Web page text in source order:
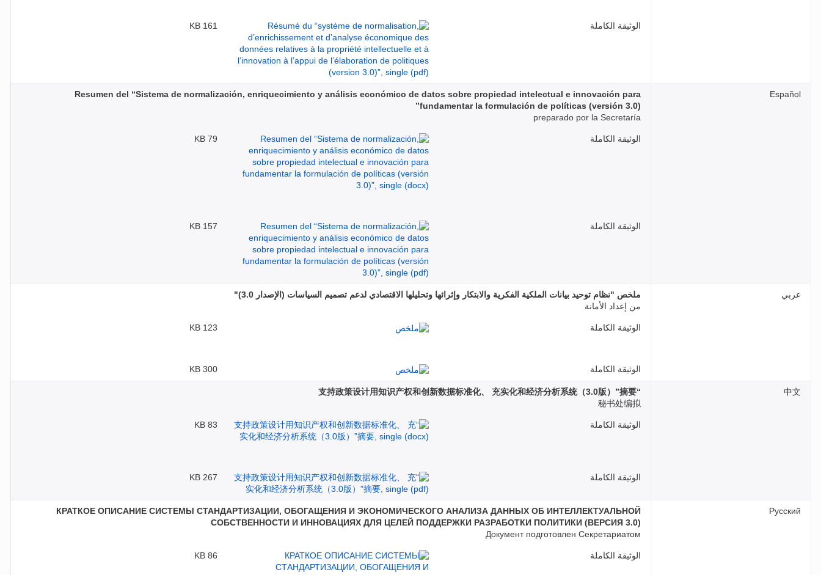
الوثيقة الكاملة 161 KB
Español
Resumen del “Sistema de normalización, enriquecimiento y análisis económico de datos sobre propiedad intelectual e innovación para
fundamentar la formulación de políticas (versión 3.0)”
preparado por la Secretaría
الوثيقة الكاملة 79 KB
الوثيقة الكاملة 157 KB
عربي
ملخص "نظام توحيد بيانات الملكية الفكرية والابتكار وإثرائها وتحليلها الاقتصادي لدعم تصميم السياسات (الإصدار 3.0)"
من إعداد الأمانة
الوثيقة الكاملة 123 KB
الوثيقة الكاملة 300 KB
中文
“支持政策设计用知识产权和创新数据标准化、 充实化和经济分析系统（3.0版）”摘要
秘书处编拟
الوثيقة الكاملة 83 KB
الوثيقة الكاملة 267 KB
Русский
КРАТКОЕ ОПИСАНИЕ СИСТЕМЫ СТАНДАРТИЗАЦИИ, ОБОГАЩЕНИЯ И ЭКОНОМИЧЕСКОГО АНАЛИЗА ДАННЫХ ОБ ИНТЕЛЛЕКТУАЛЬНОЙ
СОБСТВЕННОСТИ И ИННОВАЦИЯХ ДЛЯ ЦЕЛЕЙ ПОДДЕРЖКИ РАЗРАБОТКИ ПОЛИТИКИ (ВЕРСИЯ 3.0)
Документ подготовлен Секретариатом
الوثيقة الكاملة 86 KB